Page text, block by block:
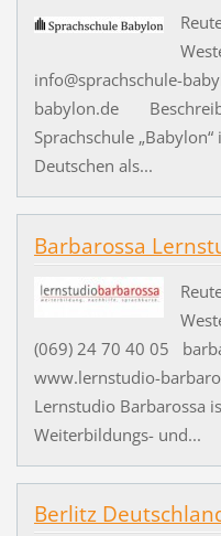
info@sprachschule-
babylon.de
Sprachschule
Deutschen als...
Barbarossa
(069) 24 70 40 05
www.lernstudio-
Lernstudio Barbarossa
Weiterbildungs- und...
Berlitz